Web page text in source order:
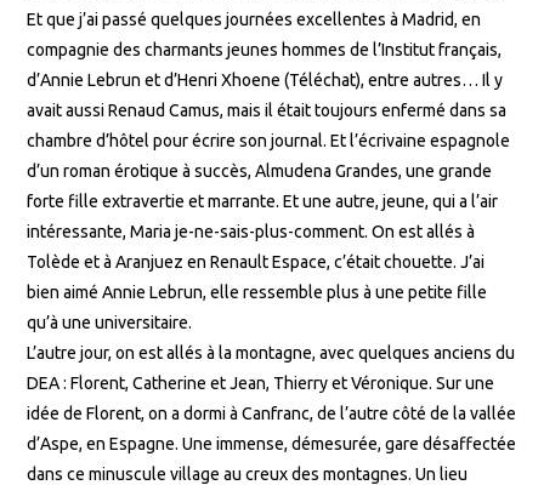
Et que j’ai passé quelques journées excellentes à Madrid, en
compagnie des charmants jeunes hommes de l’Institut français,
d’Annie Lebrun et d’Henri Xhoene (Téléchat), entre autres… Il y
avait aussi Renaud Camus, mais il était toujours enfermé dans sa
chambre d’hôtel pour écrire son journal. Et l’écrivaine espagnole
d’un roman érotique à succès, Almudena Grandes, une grande
forte fille extravertie et marrante. Et une autre, jeune, qui a l’air
intéressante, Maria je-ne-sais-plus-comment. On est allés à
Tolède et à Aranjuez en Renault Espace, c’était chouette. J’ai
bien aimé Annie Lebrun, elle ressemble plus à une petite fille
qu’à une universitaire.
L’autre jour, on est allés à la montagne, avec quelques anciens du
DEA : Florent, Catherine et Jean, Thierry et Véronique. Sur une
idée de Florent, on a dormi à Canfranc, de l’autre côté de la vallée
d’Aspe, en Espagne. Une immense, démesurée, gare désaffectée
dans ce minuscule village au creux des montagnes. Un lieu